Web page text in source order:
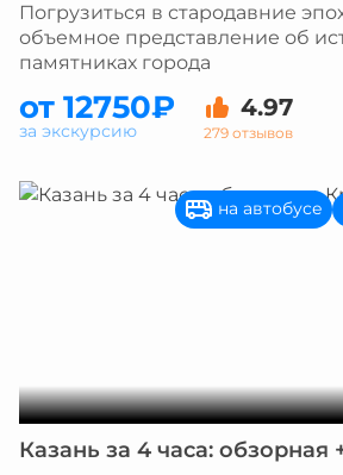
Погрузиться в стародавние
объемное представление об
памятниках города
от 12750₽ 4.97
279 отзывов
за экскурсию
на автобусе
Казань за 4 часа: обзорная